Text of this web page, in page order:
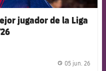
jugador de la Liga
05 jun. 26